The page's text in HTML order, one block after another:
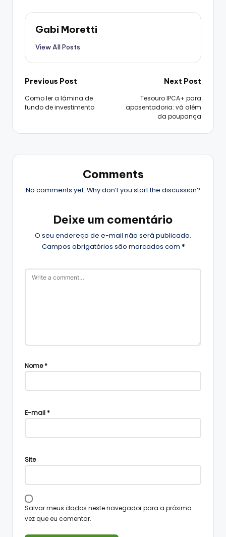
Gabi Moretti
View All Posts
Post
navigation
Previous Post
Como ler a lâmina de
fundo de investimento
Next Post
Tesouro IPCA+ para
aposentadoria: vá além
da poupança
Comments
No comments yet. Why don’t you start the discussion?
Deixe um comentário
O seu endereço de e-mail não será publicado.
Campos obrigatórios são marcados com *
Nome*
E-mail*
Site
Salvar meus dados neste navegador para a próxima
vez que eu comentar.